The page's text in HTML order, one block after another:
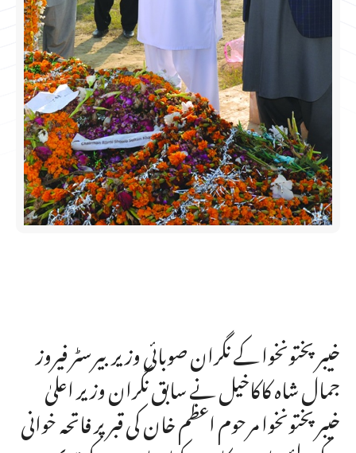
خیبر پختونخوا کے نگران صوبائی وزیربیرسٹر فیروز
جمال شاہ کاکاخیل نے سابق نگران وزیر اعلیٰ
خیبرپختونخوا مرحوم اعظم خان کی قبر پر فاتحہ خوانی